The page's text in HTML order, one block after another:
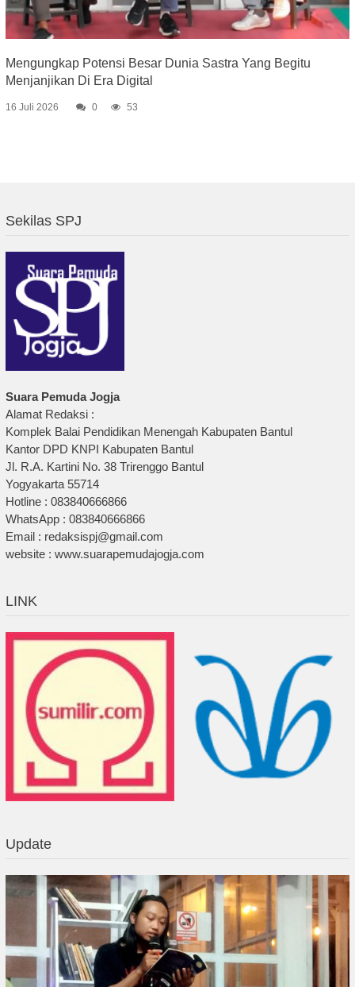
Mengungkap Potensi Besar Dunia Sastra Yang Begitu
Menjanjikan Di Era Digital
16 Juli 2026 0 53
Sekilas SPJ
Suara Pemuda Jogja
Alamat Redaksi :
Komplek Balai Pendidikan Menengah Kabupaten Bantul
Kantor DPD KNPI Kabupaten Bantul
Jl. R.A. Kartini No. 38 Trirenggo Bantul
Yogyakarta 55714
Hotline : 083840666866
WhatsApp : 083840666866
Email : redaksispj@gmail.com
website : www.suarapemudajogja.com
LINK
Update